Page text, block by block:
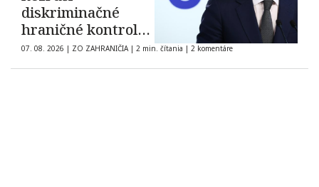
diskriminačné
hraničné kontroly
španielskych
občanov
07. 08. 2026 | ZO ZAHRANIČIA | 2 min. čítania | 2 komentáre